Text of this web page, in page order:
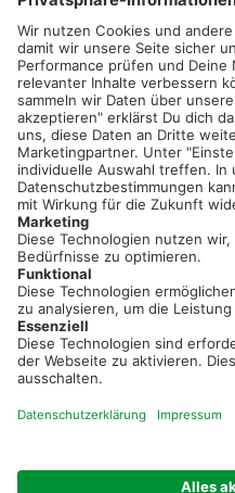
Sei immer
Neue Features, spannende
Registriere
einfach
Kostenlos